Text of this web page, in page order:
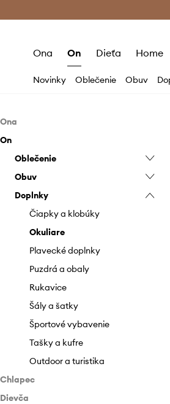
Ona On Dieťa Home
Novinky Oblečenie Obuv
Ona
Plavky
Topy a tričká
Obuv
Športová obuv
Doplnky
Čiapky a klobúky
Okuliare
Outdoor a turistika
Plavecké doplnky
Puzdrá a obaly
Rukavice
Šály a šatky
Športové vybavenie
Tašky a kufre
On
Oblečenie
Krátke nohavice
Mikiny
Nohavice
Plavky
Spodná bielizeň
Tričká a polo tričká
Obuv
Športová obuv
Doplnky
Čiapky a klobúky
Okuliare
Plavecké doplnky
Puzdrá a obaly
Rukavice
Šály a šatky
Športové vybavenie
Tašky a kufre
Outdoor a turistika
Chlapec
Doplnky
Dievča